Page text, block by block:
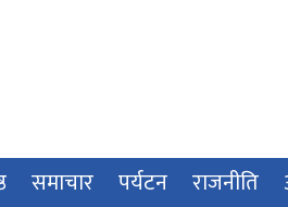
समाचार पर्यटन राजनीति